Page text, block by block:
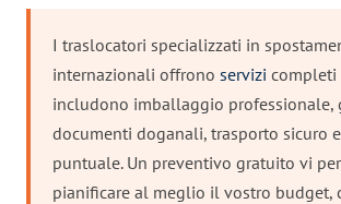
I traslocatori specializzati in
internazionali offrono servizi completi
includono imballaggio professionale,
documenti doganali, trasporto sicuro
puntuale. Un preventivo gratuito vi
pianificare al meglio il vostro budget,